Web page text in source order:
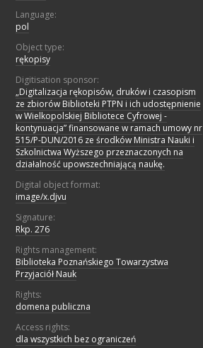
Language:
pol
Object type:
rękopisy
Digitisation sponsor:
„Digitalizacja rękopisów, druków i czasopism
ze zbiorów Biblioteki PTPN i ich udostępnienie
w Wielkopolskiej Bibliotece Cyfrowej -
kontynuacja” finansowane w ramach umowy nr
515/P-DUN/2016 ze środków Ministra Nauki i
Szkolnictwa Wyższego przeznaczonych na
działalność upowszechniającą naukę.
Digital object format:
image/x.djvu
Signature:
Rkp. 276
Rights management:
Biblioteka Poznańskiego Towarzystwa
Przyjaciół Nauk
Rights:
domena publiczna
Access rights:
dla wszystkich bez ograniczeń